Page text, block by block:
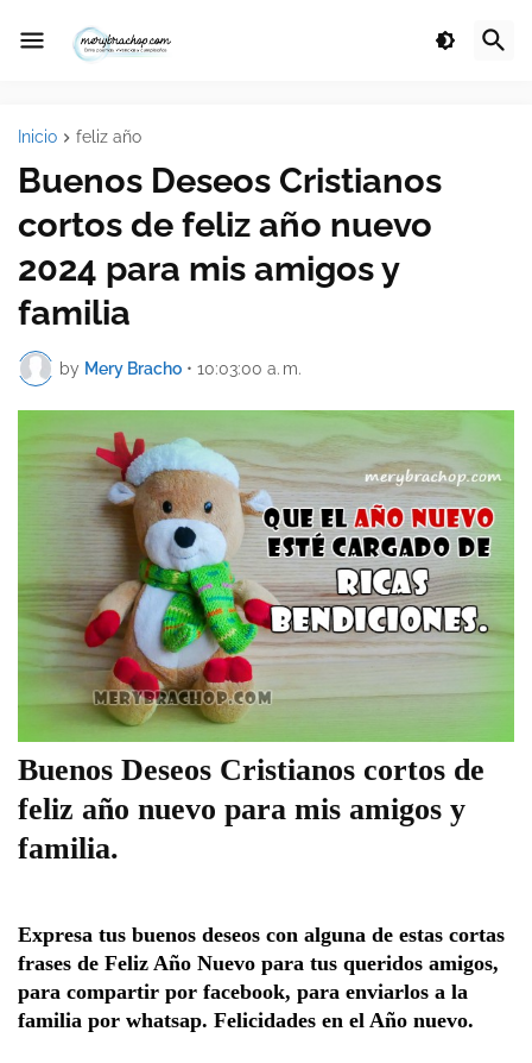
Inicio feliz año
Buenos Deseos Cristianos
cortos de feliz año nuevo
2024 para mis amigos y
familia
by Mery Bracho • 10:03:00 a. m.
Buenos Deseos Cristianos cortos de
feliz año nuevo para mis amigos y
familia.
Expresa tus buenos deseos con alguna de estas cortas
frases de Feliz Año Nuevo para tus queridos amigos,
para compartir por facebook, para enviarlos a la
familia por whatsap. Felicidades en el Año nuevo.